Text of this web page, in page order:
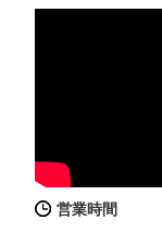
営業時間